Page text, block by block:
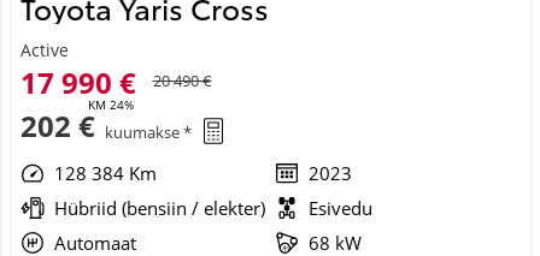
Active
17 990 €
KM 24%
20 490 €
202 € kuumakse *
128 384 Km
2023
Hübriid (bensiin / elekter)
Esivedu
Automaat
68 kW